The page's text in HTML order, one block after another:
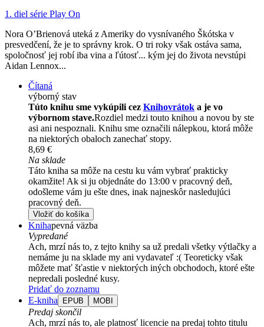
1. diel série Play On
Nora O’Brienová uteká z Ameriky do vysnívaného Škótska v
presvedčení, že je to správny krok. O tri roky však ostáva sama,
spoločnosť jej robí iba vina a ľútosť... kým jej do života nevstúpi
Aidan Lennox...
Čítaná
výborný stav
Túto knihu sme vykúpili cez Knihovrátok a je vo
výbornom stave.Rozdiel medzi touto knihou a novou by ste
asi ani nespoznali. Knihu sme označili nálepkou, ktorá môže
na niektorých obaloch zanechať stopy.
8,69 €
Na sklade
Táto kniha sa môže na cestu ku vám vybrať prakticky
okamžite! Ak si ju objednáte do 13:00 v pracovný deň,
odošleme vám ju ešte dnes, inak najneskôr nasledujúci
pracovný deň.
Vložiť do košíka
Knihapevná väzba
Vypredané
Ach, mrzí nás to, z tejto knihy sa už predali všetky výtlačky a
nemáme ju na sklade my ani vydavateľ :( Teoreticky však
môžete mať šťastie v niektorých iných obchodoch, ktoré ešte
nepredali posledné kusy.
Pridať do zoznamu
E-kniha
EPUB MOBI
Predaj skončil
Ach, mrzí nás to, ale platnosť licencie na predaj tohto titulu